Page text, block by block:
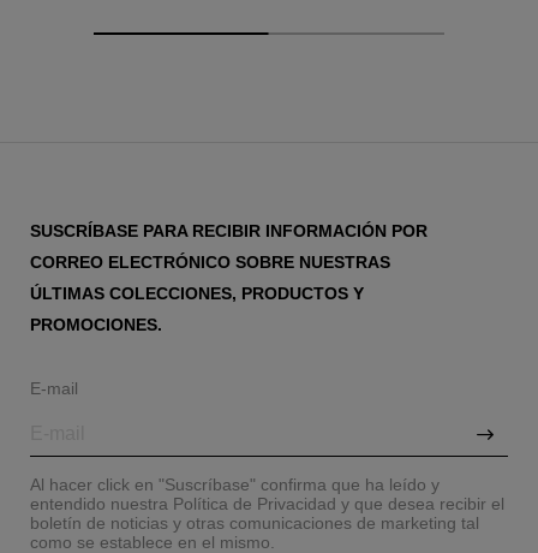
SUSCRÍBASE PARA RECIBIR INFORMACIÓN POR
CORREO ELECTRÓNICO SOBRE NUESTRAS
ÚLTIMAS COLECCIONES, PRODUCTOS Y
PROMOCIONES.
E-mail
Al hacer click en "Suscríbase" confirma que ha leído y
entendido nuestra Política de Privacidad y que desea recibir el
boletín de noticias y otras comunicaciones de marketing tal
como se establece en el mismo.